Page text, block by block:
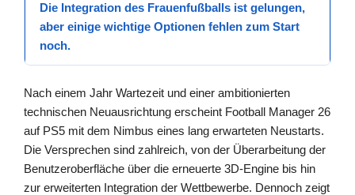
Die Integration des Frauenfußballs ist gelungen,
aber einige wichtige Optionen fehlen zum Start
noch.
Nach einem Jahr Wartezeit und einer ambitionierten
technischen Neuausrichtung erscheint Football Manager 26
auf PS5 mit dem Nimbus eines lang erwarteten Neustarts.
Die Versprechen sind zahlreich, von der Überarbeitung der
Benutzeroberfläche über die erneuerte 3D-Engine bis hin
zur erweiterten Integration der Wettbewerbe. Dennoch zeigt